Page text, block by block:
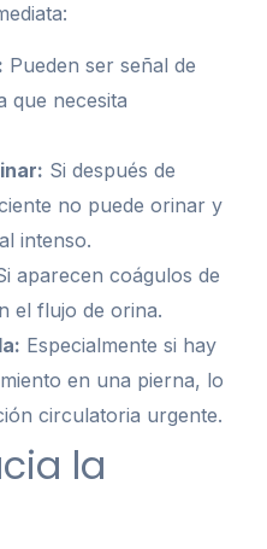
Pueden ser señal de
que necesita
Si después de
no puede orinar y
intenso.
aparecen coágulos de
el flujo de orina.
Especialmente si hay
en una pierna, lo
circulatoria urgente.
la